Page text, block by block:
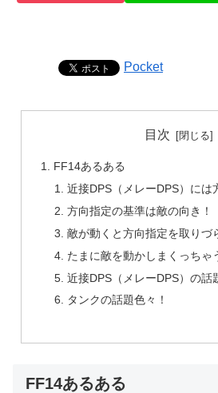
Pocket
目次
FF14あるある
近接DPS（メレーDPS）には
方向指定の基準は敵の向き！
敵が動くと方向指定を取りづ
たまに敵を動かしまくっちゃ
近接DPS（メレーDPS）の話
タンクの話題色々！
FF14あるある